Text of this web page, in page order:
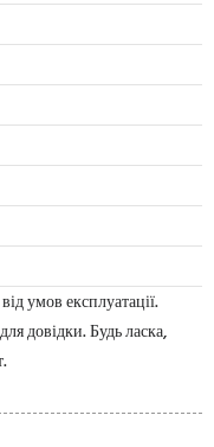
умов експлуатації.
довідки. Будь ласка,